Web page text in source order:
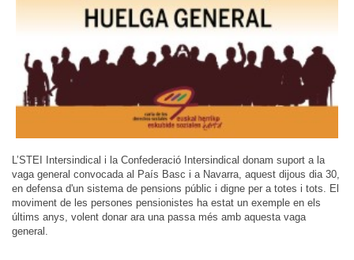
L’STEI Intersindical i la Confederació Intersindical donam suport a la
vaga general convocada al País Basc i a Navarra, aquest dijous dia 30,
en defensa d'un sistema de pensions públic i digne per a totes i tots. El
moviment de les persones pensionistes ha estat un exemple en els
últims anys, volent donar ara una passa més amb aquesta vaga
general.